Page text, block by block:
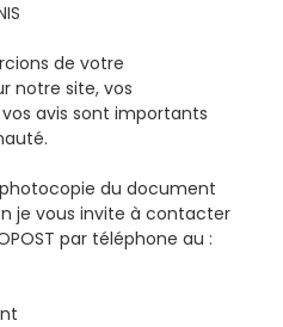
de votre
notre site, vos
avis sont importants
du document
je vous invite à contacter
par téléphone au :